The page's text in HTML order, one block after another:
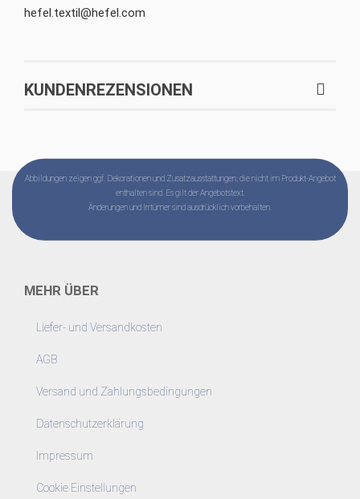
hefel.textil@hefel.com
KUNDENREZENSIONEN
Abbildungen zeigen ggf. Dekorationen und Zusatzausstattungen, die nicht im Produkt-Angebot
enthalten sind. Es gilt der Angebotstext.
Änderungen und Irrtümer sind ausdrücklich vorbehalten.
MEHR ÜBER
Liefer- und Versandkosten
AGB
Versand und Zahlungsbedingungen
Datenschutzerklärung
Impressum
Cookie Einstellungen